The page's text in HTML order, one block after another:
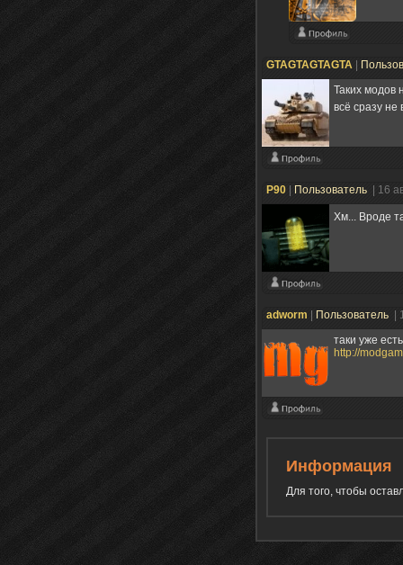
GTAGTAGTAGTA
Таких модов
всё сразу
P90 Пользователь | 16
Хм... Вроде
adworm Пользователь
|
таки уже
http://
Информация
Для того, чтобы